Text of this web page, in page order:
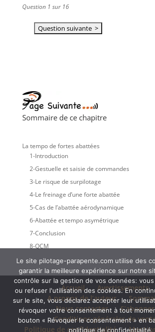
Question 1 sur 16
Sommaire de ce chapitre
La tempo de fortes abattées
1-Introduction
2-Gestuelle et saisie de commandes
3-Le risque de surpilotage
4-Le freinage d’une forte abattée
5-Cas de l’abattée aérodynamique
6-Abattée et tempo asymétrique
7-Conclusion
8-QCM
Accueil
Avertissements
A propos de l’auteur
Nous contacter
S’abonner
Conditions générales de
Politique de confidentialité
Le site pilotage-parapente.com utilise des
garantir la meilleure expérience sur notre
contrôle sur la gestion de vos données:
ou refuser l'utilisation des cookies. En
sur le site, vous déclarez accepter leur
révoquer votre consentement à tout
bouton « Révoquer le consentement » en
politique de confidentialité.